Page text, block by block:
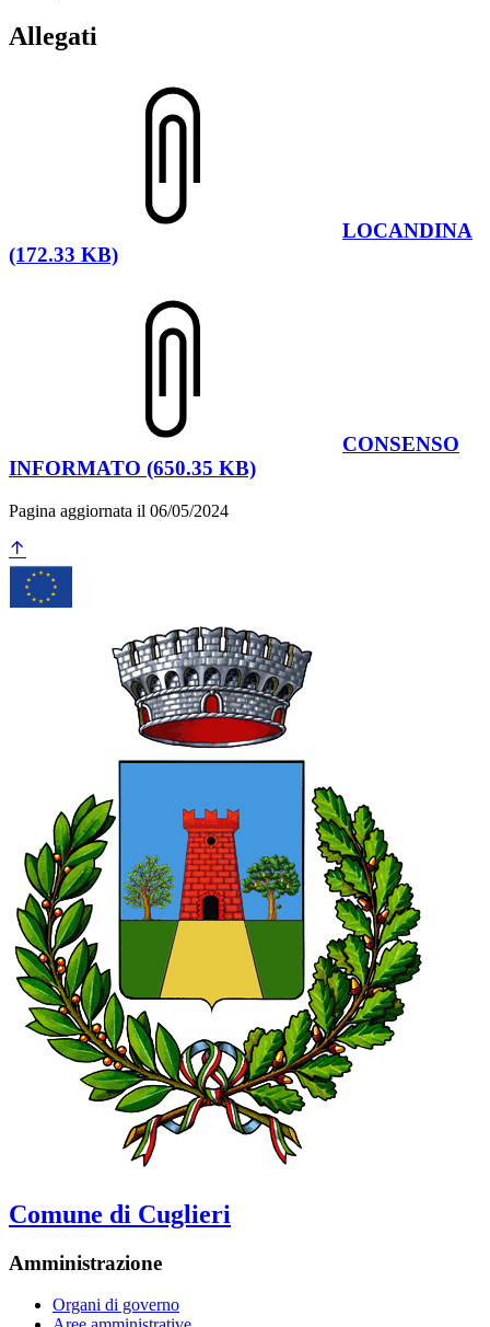
Allegati
LOCANDINA
(172.33 KB)
CONSENSO
INFORMATO (650.35 KB)
Pagina aggiornata il 06/05/2024
Comune di Cuglieri
Amministrazione
Organi di governo